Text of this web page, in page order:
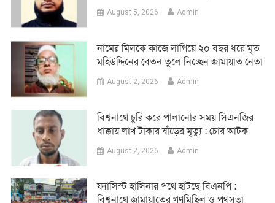
August 5, 2026 Admin
নামের মিলকে কাজে লাগিয়ে ২০ বছর ধরে মৃত
মহিউদ্দিনের বেতন তুলে নিচ্ছেন জামায়াত নেতা
August 2, 2026 Admin
‎বিশ্বনাথে চুরি করে পালানোর সময় সিএনজির
ধাক্কায় লাখ টাকার ষাঁড়ের মৃত্যু : চোর আটক
August 2, 2026 Admin
‎ফ্যাসিস্ট হাসিনার পথে হাটছে বিএনপি :
বিশ্বনাথে জামায়াতের গণমিছিল ও পথসভা